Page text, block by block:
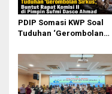
PDIP Somasi KWP Soal
Tuduhan ‘Gerombolan
II Dipimpin Sufmi Dasco
Ahmad